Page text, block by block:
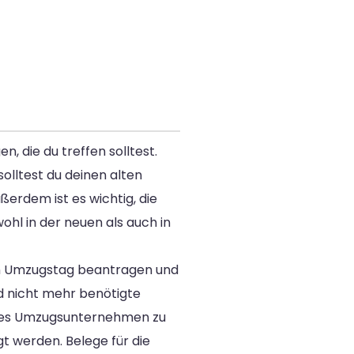
die du treffen solltest.
du deinen alten
ist es wichtig, die
in der neuen als auch in
beantragen und
nicht mehr benötigte
Umzugsunternehmen zu
werden. Belege für die